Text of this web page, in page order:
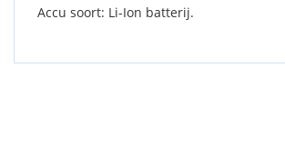
Accu soort: Li-Ion batterij.